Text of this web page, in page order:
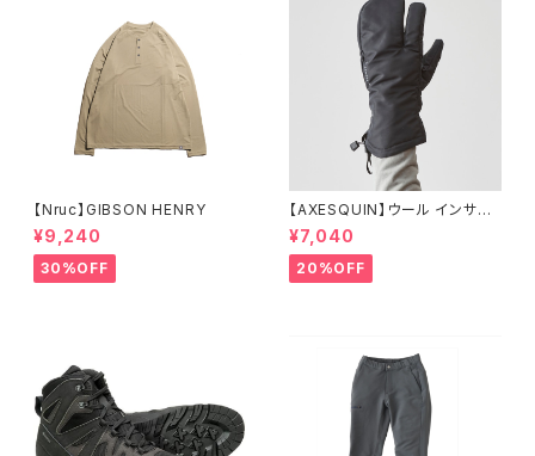
【Nruc】GIBSON HENRY
¥9,240
30%OFF
【AXESQUIN】ウール インサレ
ーション トリガー ミトン
¥7,040
20%OFF